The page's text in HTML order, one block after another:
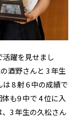
躍を見せまし
酒野さんと 3 年生
8 射 6 中の成績で
も9 中で 4 位に入
3 年生の久松さん